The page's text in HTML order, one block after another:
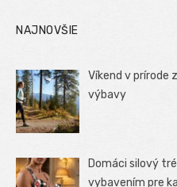
NAJNOVŠIE
Víkend v prírode
výbavy
Domáci silový
vybavením pre